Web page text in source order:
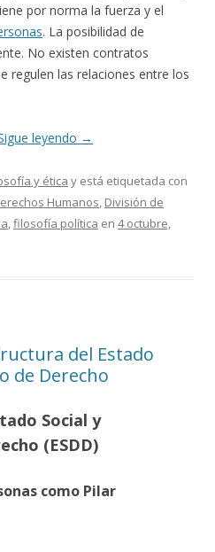
por norma la fuerza y el
. La posibilidad de
No existen contratos
regulen las relaciones entre los
leyendo →
y ética y está etiquetada con
Humanos, División de
,filosofía política en 4 octubre,
del Estado
de Derecho
Social y
(ESDD)
como Pilar